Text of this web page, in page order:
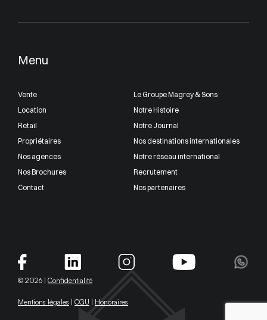
Menu
Vente
Location
Retail
Propriétaires
Nos agences
Nos Brochures
Contact
Le Groupe Magrey & Sons
Notre Histoire
Notre Journal
Nos destinations internationales
Notre réseau international
Recrutement
Nos partenaires
© 2026 | Confidentialité
Mentions légales | CGU | Honoraires